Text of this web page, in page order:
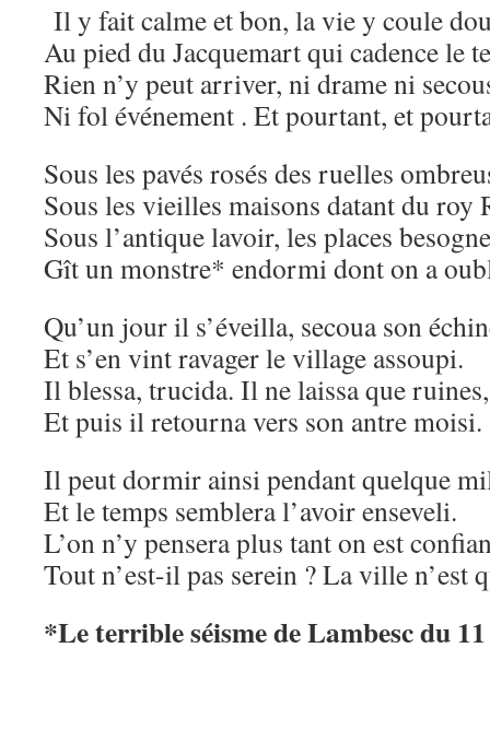
Il y fait calme et bon, la vie y coule
Au pied du Jacquemart qui cadence le
Rien n’y peut arriver, ni drame ni
Ni fol événement . Et pourtant, et
Sous les pavés rosés des ruelles
Sous les vieilles maisons datant du roy
Sous l’antique lavoir, les places
Gît un monstre* endormi dont on a
Qu’un jour il s’éveilla, secoua son
Et s’en vint ravager le village assoupi.
Il blessa, trucida. Il ne laissa que ruines,
Et puis il retourna vers son antre moisi.
Il peut dormir ainsi pendant quelque
Et le temps semblera l’avoir enseveli.
L’on n’y pensera plus tant on est
Tout n’est-il pas serein ? La ville n’est
*Le terrible séisme de Lambesc du